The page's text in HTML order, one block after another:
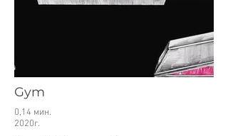
Gym
0,14 мин.
2020г.